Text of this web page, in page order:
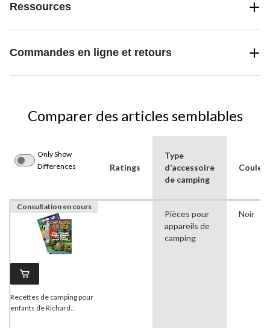
Ressources
Commandes en ligne et retours
Comparer des articles semblables
Only Show
Differences
Ratings
Type
d’accessoire
de camping
Couleur
Consultation en cours
Recettes de camping pour
enfants de Richard
Pièces pour
appareils de
camping
Noir